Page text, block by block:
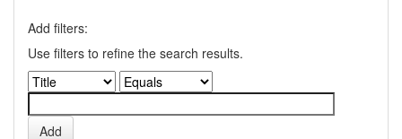
Add filters:
Use filters to refine the search results.